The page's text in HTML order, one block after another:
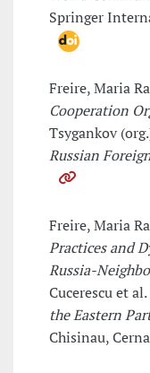
Springer
Freire, Maria
Cooperation
Tsygankov
Russian
Freire, Maria
Practices and
Russia-
Cucerescu et
the Eastern
Chisinau,